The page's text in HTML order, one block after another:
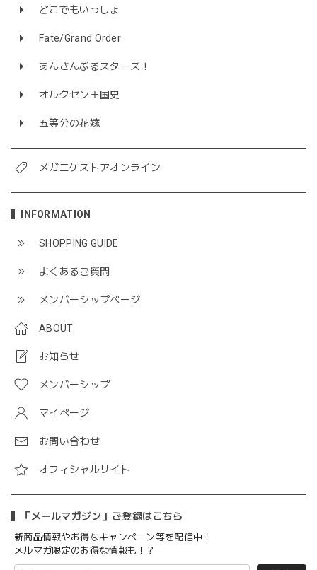
どこでもいっしょ
Fate/Grand Order
あんさんぶるスターズ！
オルクセン王国史
五等分の花嫁
メガニケストアオンライン
INFORMATION
SHOPPING GUIDE
よくあるご質問
メンバーシップページ
ABOUT
お知らせ
メンバーシップ
マイページ
お問い合わせ
オフィシャルサイト
「メールマガジン」ご登録はこちら
新商品情報やお得なキャンペーン等を配信中！
メルマガ限定のお得な情報も！？